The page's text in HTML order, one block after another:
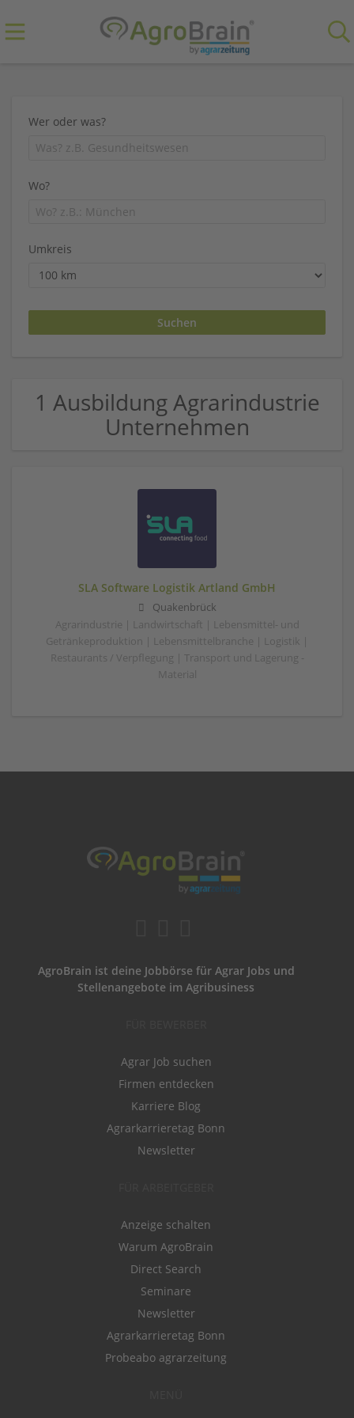
Wer oder was?
Wo?
Umkreis
1 Ausbildung Agrarindustrie
Unternehmen
SLA Software Logistik Artland GmbH
Quakenbrück
Agrarindustrie | Landwirtschaft | Lebensmittel- und
Getränkeproduktion | Lebensmittelbranche | Logistik |
Restaurants / Verpflegung | Transport und Lagerung -
Material
AgroBrain ist deine Jobbörse für Agrar Jobs und
Stellenangebote im Agribusiness
Agrar Job suchen
Firmen entdecken
Karriere Blog
Agrarkarrieretag Bonn
Newsletter
Anzeige schalten
Warum AgroBrain
Direct Search
Seminare
Newsletter
Agrarkarrieretag Bonn
Probeabo agrarzeitung